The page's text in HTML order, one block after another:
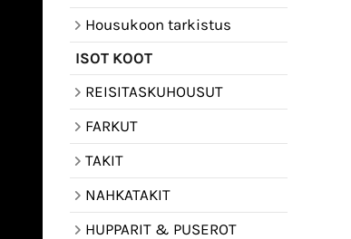
Housukoon tarkistus
ISOT KOOT
REISITASKUHOUSUT
FARKUT
TAKIT
NAHKATAKIT
HUPPARIT & PUSEROT